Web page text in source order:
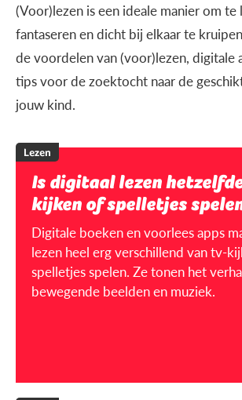
(Voor)lezen is een ideale manier om te
fantaseren en dicht bij elkaar te
de voordelen van (voor)lezen, digitale
tips voor de zoektocht naar de
jouw kind.
Lezen
Is digitaal lezen
kijken of spelletjes
Digitale boeken en voorlees apps
lezen heel erg verschillend van tv-
spelletjes spelen. Ze tonen het verhaal door
bewegende beelden en muziek.